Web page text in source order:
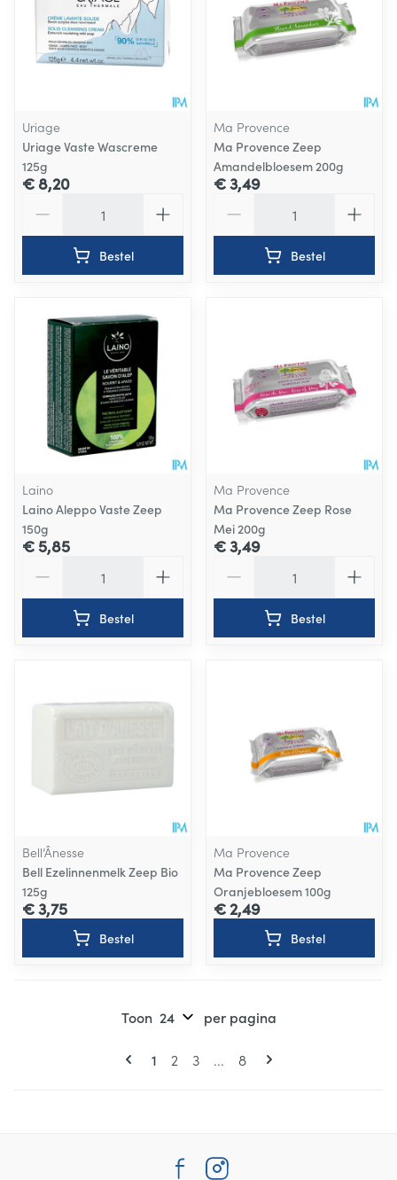
Uriage
Uriage Vaste Wascreme
125g
€ 8,20
Bestel
Ma Provence
Ma Provence Zeep
Amandelbloesem 200g
€ 3,49
Bestel
Laino
Laino Aleppo Vaste Zeep
150g
€ 5,85
Bestel
Ma Provence
Ma Provence Zeep Rose
Mei 200g
€ 3,49
Bestel
Bell’Ânesse
Bell Ezelinnenmelk Zeep Bio
125g
€ 3,75
Bestel
Ma Provence
Ma Provence Zeep
Oranjebloesem 100g
€ 2,49
Bestel
Pagina's
U lees momenteel pagina
1 Pagina
2 Pagina
3 ... Pagina
8
Toon per pagina